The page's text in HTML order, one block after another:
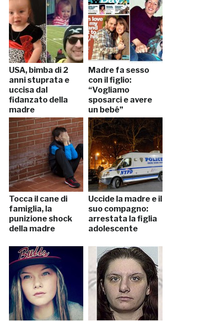
USA, bimba di 2
anni stuprata e
uccisa dal
fidanzato della
madre
Madre fa sesso
con il figlio:
“Vogliamo
sposarci e avere
un bebé”
Tocca il cane di
famiglia, la
punizione shock
della madre
Uccide la madre e il
suo compagno:
arrestata la figlia
adolescente